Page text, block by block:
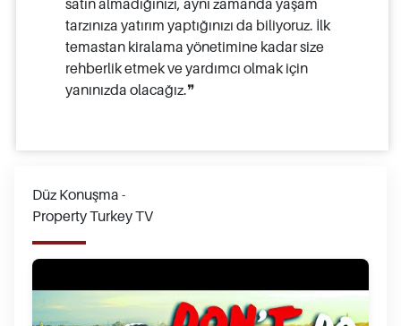
tarzınıza yatırım yaptığınızı da biliyoruz. İlk
temastan kiralama yönetimine kadar size
rehberlik etmek ve yardımcı olmak için
yanınızda olacağız.❞
Düz Konuşma -
Property Turkey TV